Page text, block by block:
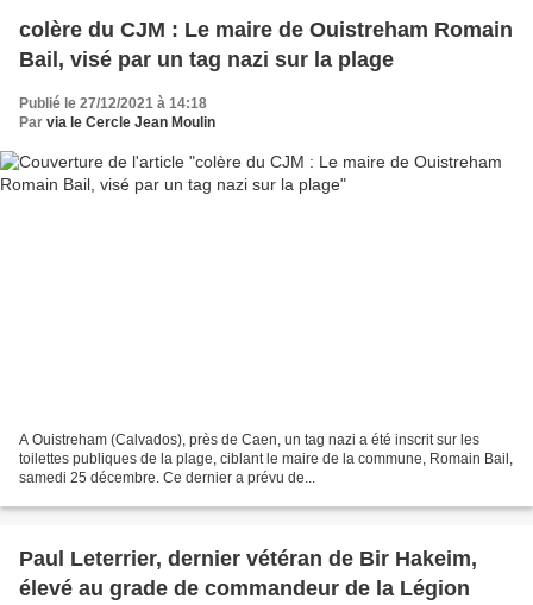
colère du CJM : Le maire de Ouistreham Romain
Bail, visé par un tag nazi sur la plage
Publié le 27/12/2021 à 14:18
Par via le Cercle Jean Moulin
A Ouistreham (Calvados), près de Caen, un tag nazi a été inscrit sur les
toilettes publiques de la plage, ciblant le maire de la commune, Romain Bail,
samedi 25 décembre. Ce dernier a prévu de...
Paul Leterrier, dernier vétéran de Bir Hakeim,
élevé au grade de commandeur de la Légion